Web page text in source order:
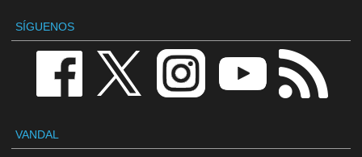
SÍGUENOS
VANDAL